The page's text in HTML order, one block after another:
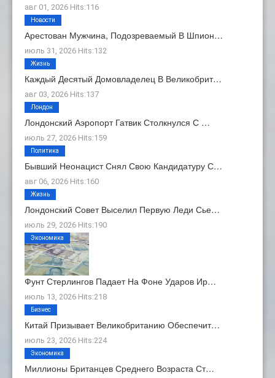
авг 01, 2026 Hits:116
Арестован Мужчина, Подозреваемый В Шпион…
июль 31, 2026 Hits:132
Новости
Каждый Десятый Домовладелец В Великобрит…
авг 03, 2026 Hits:137
Жизнь
Лондонский Аэропорт Гатвик Столкнулся С …
июль 27, 2026 Hits:159
Лондон
Бывший Неонацист Снял Свою Кандидатуру С…
авг 06, 2026 Hits:160
Политика
Лондонский Совет Выселил Первую Леди Сье…
июль 29, 2026 Hits:190
Жизнь
Фунт Стерлингов Падает На Фоне Ударов Ир…
июль 13, 2026 Hits:218
Экономика
Китай Призывает Великобританию Обеспечит…
июль 23, 2026 Hits:224
Бизнес
Миллионы Британцев Среднего Возраста Ст…
Экономика